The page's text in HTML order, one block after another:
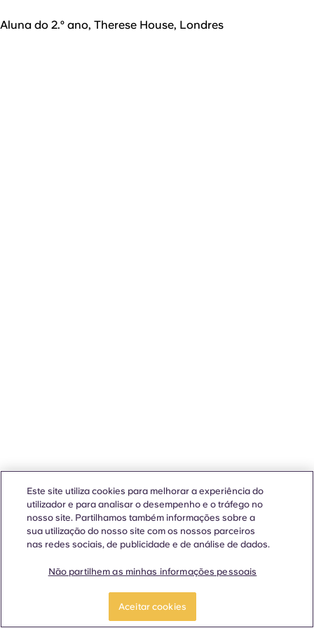
Aluna do 2.º ano, Therese House, Londres
Este site utiliza cookies para melhorar a experiência do
utilizador e para analisar o desempenho e o tráfego no
nosso site. Partilhamos também informações sobre a
sua utilização do nosso site com os nossos parceiros
nas redes sociais, de publicidade e de análise de dados.
Não partilhem as minhas informações pessoais
Aceitar cookies